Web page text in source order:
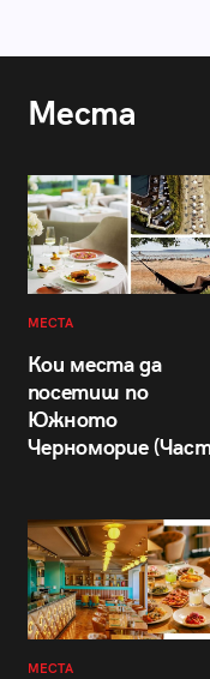
Места
МЕСТА
Кои места да
посетиш по
Южното
Черноморие
МЕСТА